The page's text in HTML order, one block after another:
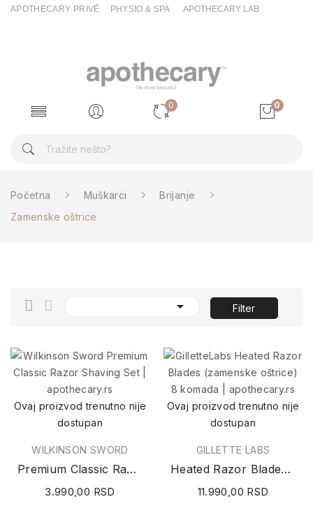
APOTHECARY PRIVÉ PHYSIO & SPA APOTHECARY LAB
0 0
Početna Muškarci
Brijanje
Zamenske oštrice
 Filter
Ovaj proizvod trenutno nije
dostupan
WILKINSON SWORD
Premium Classic Razor Shaving Set
3.990,00 RSD
Ovaj proizvod trenutno nije
dostupan
GILLETTE LABS
Heated Razor Blades (zamenske oštrice) 8 komada
11.990,00 RSD